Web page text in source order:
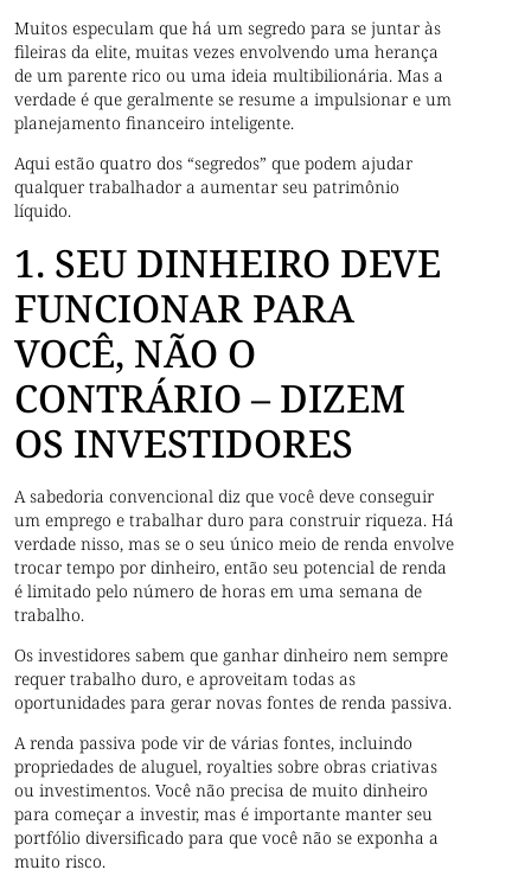
Muitos especulam que há um segredo para se juntar às
fileiras da elite, muitas vezes envolvendo uma herança
de um parente rico ou uma ideia multibilionária. Mas a
verdade é que geralmente se resume a impulsionar e um
planejamento financeiro inteligente.
Aqui estão quatro dos “segredos” que podem ajudar
qualquer trabalhador a aumentar seu patrimônio
líquido.
1. SEU DINHEIRO DEVE
FUNCIONAR PARA
VOCÊ, NÃO O
CONTRÁRIO – DIZEM
OS INVESTIDORES
A sabedoria convencional diz que você deve conseguir
um emprego e trabalhar duro para construir riqueza. Há
verdade nisso, mas se o seu único meio de renda envolve
trocar tempo por dinheiro, então seu potencial de renda
é limitado pelo número de horas em uma semana de
trabalho.
Os investidores sabem que ganhar dinheiro nem sempre
requer trabalho duro, e aproveitam todas as
oportunidades para gerar novas fontes de renda passiva.
A renda passiva pode vir de várias fontes, incluindo
propriedades de aluguel, royalties sobre obras criativas
ou investimentos. Você não precisa de muito dinheiro
para começar a investir, mas é importante manter seu
portfólio diversificado para que você não se exponha a
muito risco.